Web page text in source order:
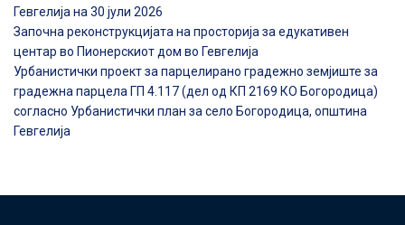
Гевгелија на 30 јули 2026
Започна реконструкцијата на просторија за едукативен
центар во Пионерскиот дом во Гевгелија
Урбанистички проект за парцелирано градежно земјиште за
градежна парцела ГП 4.117 (дел од КП 2169 КО Богородица)
согласно Урбанистички план за село Богородица, општина
Гевгелија